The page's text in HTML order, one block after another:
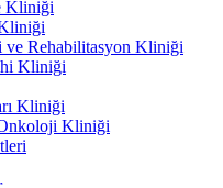
Kliniği
ve Rehabilitasyon Kliniği
Kliniği
Kliniği
Kliniği